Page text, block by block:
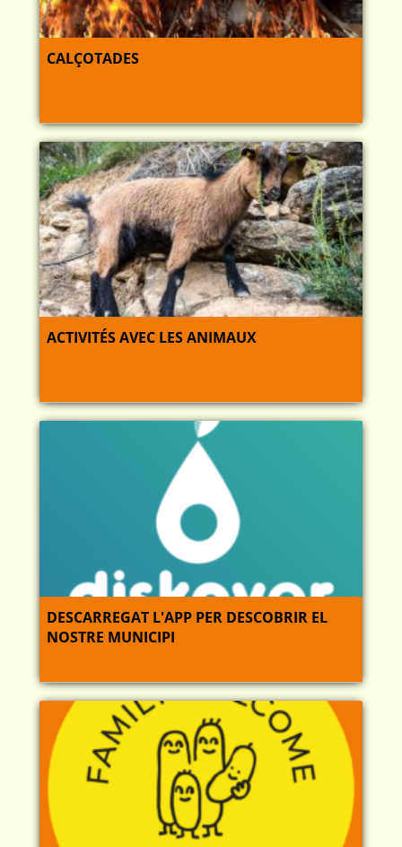
CALÇOTADES
ACTIVITÉS AVEC LES ANIMAUX
DESCARREGAT L'APP PER DESCOBRIR EL
NOSTRE MUNICIPI